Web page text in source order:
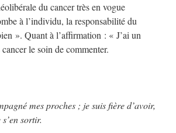
du cancer très en vogue
à l’individu, la responsabilité du
». Quant à l’affirmation : « J’ai un
le soin de commenter.
mes proches ; je suis fière d’avoir,
sortir.